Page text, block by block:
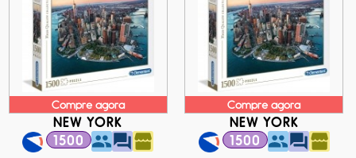
Compre agora
NEW YORK
1500
Compre agora
NEW YORK
1500